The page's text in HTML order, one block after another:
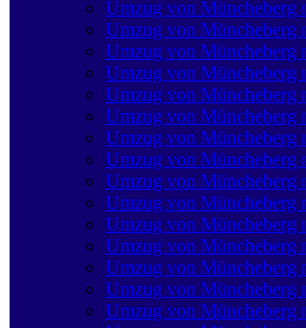
Umzug von Müncheberg
Umzug von Müncheberg
Umzug von Müncheberg
Umzug von Müncheberg
Umzug von Müncheberg
Umzug von Müncheberg
Umzug von Müncheberg
Umzug von Müncheberg
Umzug von Müncheberg
Umzug von Müncheberg
Umzug von Müncheberg
Umzug von Müncheberg
Umzug von Müncheberg
Umzug von Müncheberg
Umzug von Müncheberg